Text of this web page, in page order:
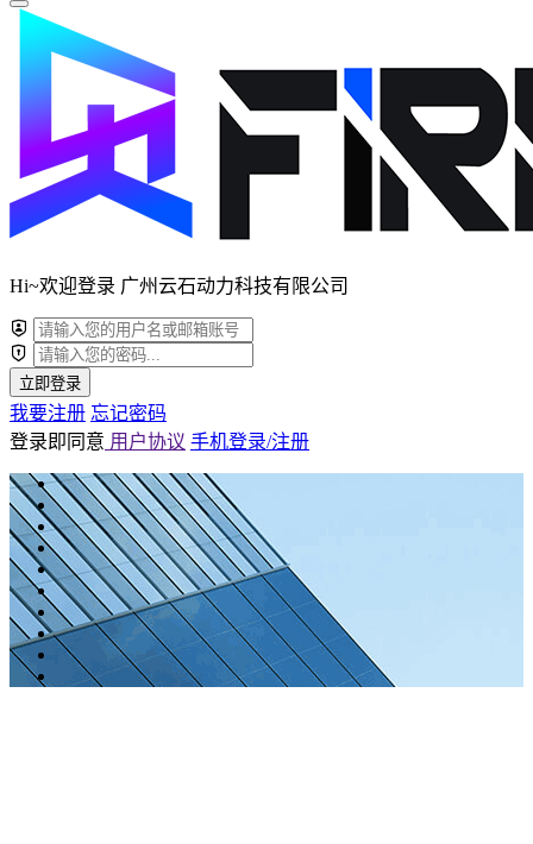
Hi~欢迎登录 广州云石动力科技有限公司
立即登录
我要注册 忘记密码
登录即同意 用户协议 手机登录/注册